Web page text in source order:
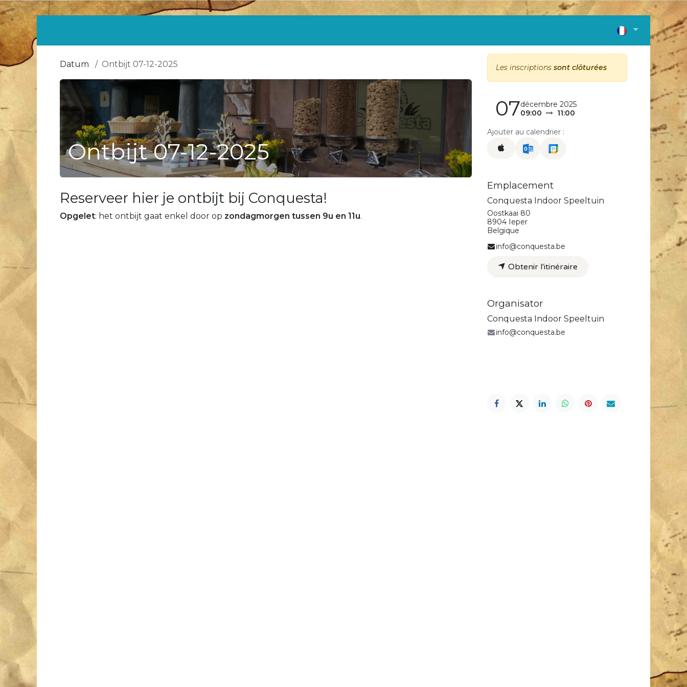
Se rendre au contenu
Datum Ontbijt 07-12-2025
Ontbijt 07-12-2025
Reserveer hier je ontbijt bij Conquesta!
Opgelet: het ontbijt gaat enkel door op zondagmorgen tussen 9u en 11u.
Les inscriptions sont clôturées
07décembre 2025
09:00
11:00
Ajouter au calendrier :
Emplacement
Conquesta Indoor Speeltuin
Oostkaai 80
8904 Ieper
Belgique
info@conquesta.be
Obtenir l'itinéraire
Organisator
Conquesta Indoor Speeltuin
info@conquesta.be